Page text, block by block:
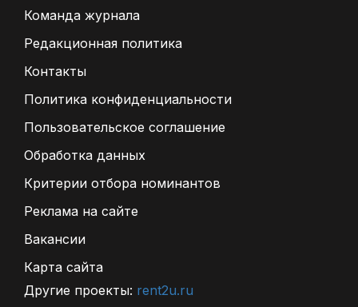
Команда журнала
Редакционная политика
Контакты
Политика конфиденциальности
Пользовательское соглашение
Обработка данных
Критерии отбора номинантов
Реклама на сайте
Вакансии
Карта сайта
Другие проекты: rent2u.ru